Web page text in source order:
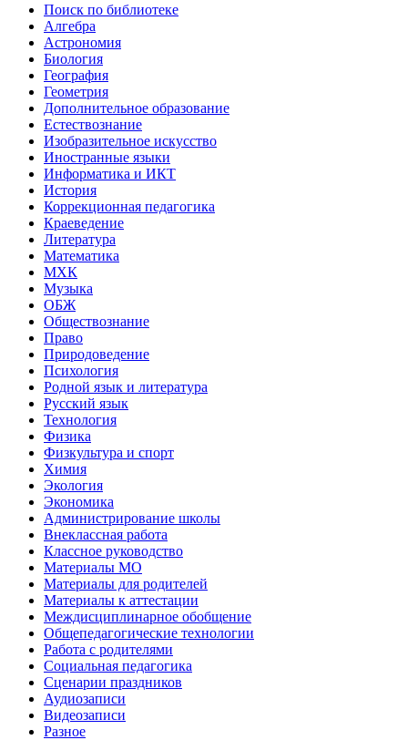
Поиск по библиотеке
Алгебра
Астрономия
Биология
География
Геометрия
Дополнительное образование
Естествознание
Изобразительное искусство
Иностранные языки
Информатика и ИКТ
История
Коррекционная педагогика
Краеведение
Литература
Математика
МХК
Музыка
ОБЖ
Обществознание
Право
Природоведение
Психология
Родной язык и литература
Русский язык
Технология
Физика
Физкультура и спорт
Химия
Экология
Экономика
Администрирование школы
Внеклассная работа
Классное руководство
Материалы МО
Материалы для родителей
Материалы к аттестации
Междисциплинарное обобщение
Общепедагогические технологии
Работа с родителями
Социальная педагогика
Сценарии праздников
Аудиозаписи
Видеозаписи
Разное